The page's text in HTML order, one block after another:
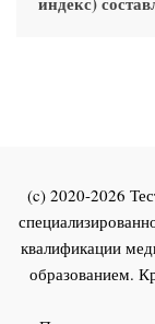
(c) 2020-2026
квалификации
образованием.